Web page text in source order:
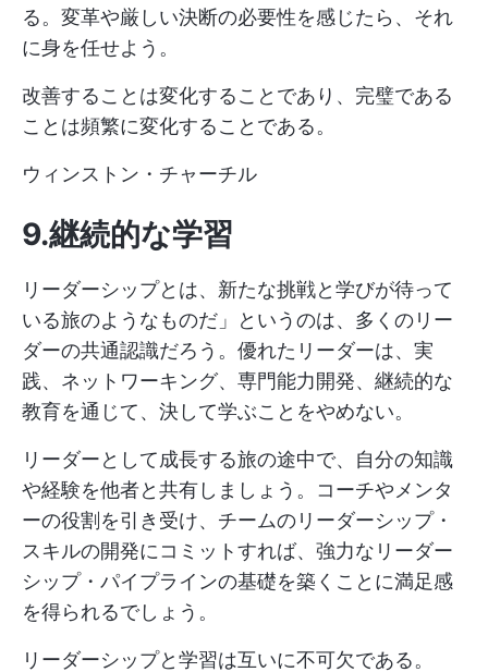
る。変革や厳しい決断の必要性を感じたら、それ
に身を任せよう。
改善することは変化することであり、完璧である
ことは頻繁に変化することである。
ウィンストン・チャーチル
9.継続的な学習
リーダーシップとは、新たな挑戦と学びが待って
いる旅のようなものだ」というのは、多くのリー
ダーの共通認識だろう。優れたリーダーは、実
践、ネットワーキング、専門能力開発、継続的な
教育を通じて、決して学ぶことをやめない。
リーダーとして成長する旅の途中で、自分の知識
や経験を他者と共有しましょう。コーチやメンタ
ーの役割を引き受け、チームのリーダーシップ・
スキルの開発にコミットすれば、強力なリーダー
シップ・パイプラインの基礎を築くことに満足感
を得られるでしょう。
リーダーシップと学習は互いに不可欠である。